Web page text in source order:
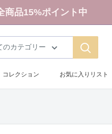
品15%ポイント中
のカテゴリー
コレクション お気に入りリスト